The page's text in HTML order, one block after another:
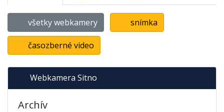
všetky webkamery snímka
časozberné video
Webkamera Sitno
Archív